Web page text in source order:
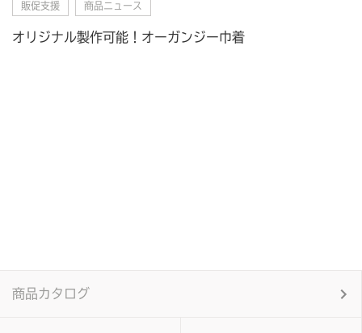
販促支援 商品ニュース
オリジナル製作可能！オーガンジー巾着
商品カタログ